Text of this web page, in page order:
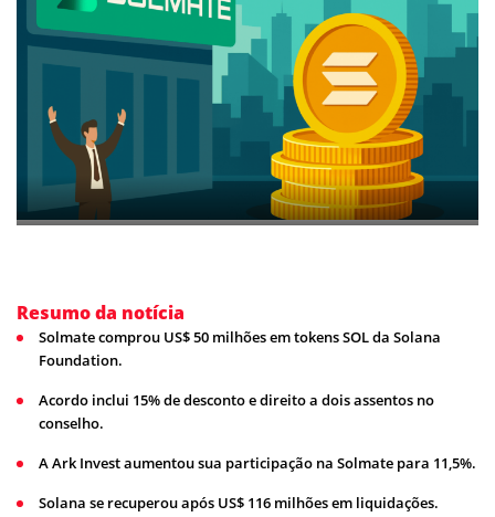
Resumo da notícia
Solmate comprou US$ 50 milhões em tokens SOL da Solana
Foundation.
Acordo inclui 15% de desconto e direito a dois assentos no
conselho.
A Ark Invest aumentou sua participação na Solmate para 11,5%.
Solana se recuperou após US$ 116 milhões em liquidações.